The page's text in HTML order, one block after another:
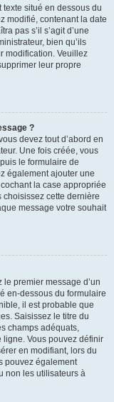
situé en dessous du
modifié, contenant la date
pas s’il s’agit d’une
bien qu’ils
modification. Veuillez
leur propre
?
devez tout d’abord en
Une fois créée, vous
le formulaire de
également ajouter une
la case appropriée
choisissez cette dernière
message votre souhait
premier message d’un
en-dessous du formulaire
il est probable que
Saisissez le titre du
champs adéquats,
Vous pouvez définir
en modifiant, lors du
pouvez également
non les utilisateurs à